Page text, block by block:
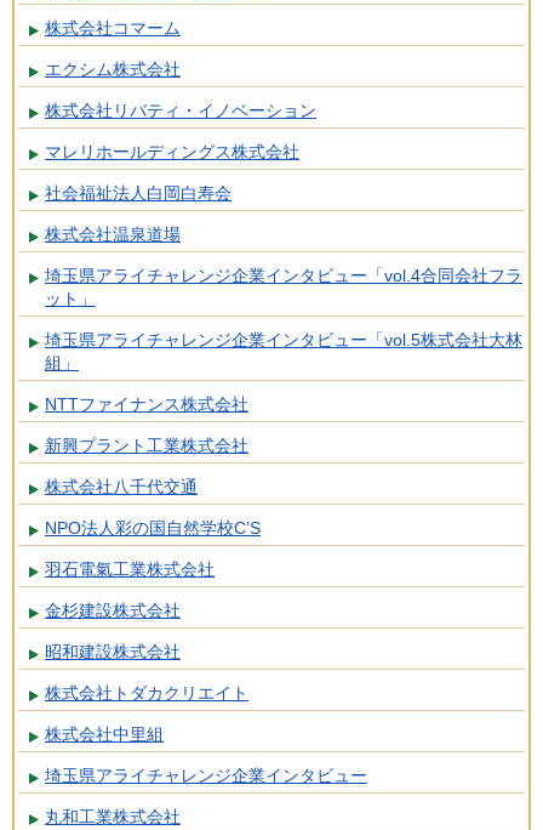
株式会社コマーム
エクシム株式会社
株式会社リバティ・イノベーション
マレリホールディングス株式会社
社会福祉法人白岡白寿会
株式会社温泉道場
埼玉県アライチャレンジ企業インタビュー「vol.4合同会社フラ
ット」
埼玉県アライチャレンジ企業インタビュー「vol.5株式会社大林
組」
NTTファイナンス株式会社
新興プラント工業株式会社
株式会社八千代交通
NPO法人彩の国自然学校C’S
羽石電氣工業株式会社
金杉建設株式会社
昭和建設株式会社
株式会社トダカクリエイト
株式会社中里組
埼玉県アライチャレンジ企業インタビュー
丸和工業株式会社